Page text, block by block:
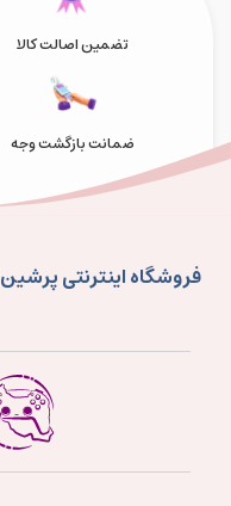
تضمین اصالت کالا
ضمانت بازگشت وجه
فروشگاه اینترنتی